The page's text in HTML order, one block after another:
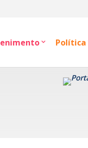
Política